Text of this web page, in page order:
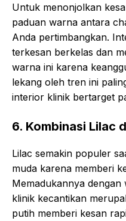
Untuk menonjolkan
paduan warna antara
Anda pertimbangkan.
terkesan berkelas dan
warna ini karena
lekang oleh tren ini
interior klinik bertarget
6. Kombinasi Lilac
Lilac semakin populer
muda karena memberi
Memadukannya
klinik kecantikan
putih memberi kesan